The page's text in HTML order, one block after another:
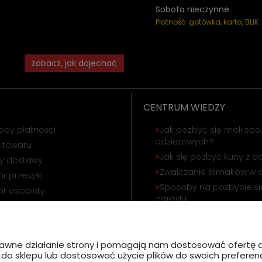
zobacz, jak dojechać
Sobota nieczynne
Płatność: gotówka, karta, BLIK
płatności
towaru
dostawy
przesyłki
osobisty
CENTRUM WIEDZY
Jak pozbyć się moli
odzieżowych?
Jak się pozbyć kuny z
Zwalczanie ślimaków w
Sposoby na pozbycie
ogrodu
działanie strony i pomagają nam dostosować
sklepu lub dostosować użycie plików do swoich